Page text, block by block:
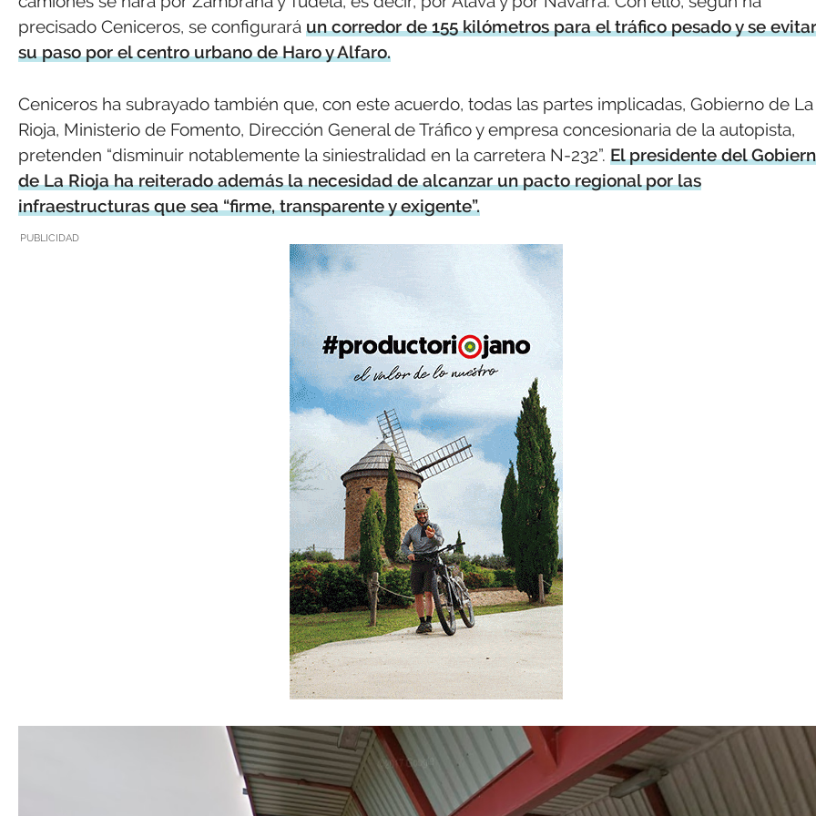
precisado Ceniceros, se configurará un corredor de 155 kilómetros para el tráfico pesado y se
su paso por el centro urbano de Haro y Alfaro.
Ceniceros ha subrayado también que, con este acuerdo, todas las partes implicadas, Gobierno de La
Rioja, Ministerio de Fomento, Dirección General de Tráfico y empresa concesionaria de la autopista,
pretenden “disminuir notablemente la siniestralidad en la carretera N-232”. El presidente del
de La Rioja ha reiterado además la necesidad de alcanzar un pacto regional por las
infraestructuras que sea “firme, transparente y exigente”.
PUBLICIDAD